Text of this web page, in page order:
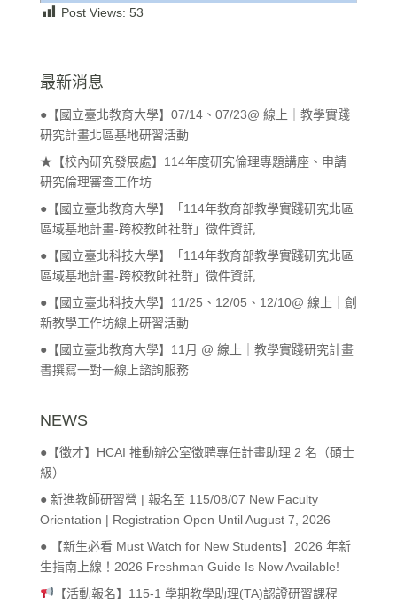
Post Views: 53
最新消息
●【國立臺北教育大學】07/14、07/23@ 線上｜教學實踐
研究計畫北區基地研習活動
★【校內研究發展處】114年度研究倫理專題講座、申請
研究倫理審查工作坊
●【國立臺北教育大學】「114年教育部教學實踐研究北區
區域基地計畫-跨校教師社群」徵件資訊
●【國立臺北科技大學】「114年教育部教學實踐研究北區
區域基地計畫-跨校教師社群」徵件資訊
●【國立臺北科技大學】11/25、12/05、12/10@ 線上｜創
新教學工作坊線上研習活動
●【國立臺北教育大學】11月 @ 線上｜教學實踐研究計畫
書撰寫一對一線上諮詢服務
NEWS
●【徵才】HCAI 推動辦公室徵聘專任計畫助理 2 名（碩士
級）
● 新進教師研習營 | 報名至 115/08/07 New Faculty
Orientation | Registration Open Until August 7, 2026
● 【新生必看 Must Watch for New Students】2026 年新
生指南上線！2026 Freshman Guide Is Now Available!
【活動報名】115-1 學期教學助理(TA)認證研習課程